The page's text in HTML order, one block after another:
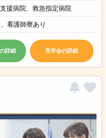
援病院、救急指定病院
看護師寮あり
詳細 見学会の詳細